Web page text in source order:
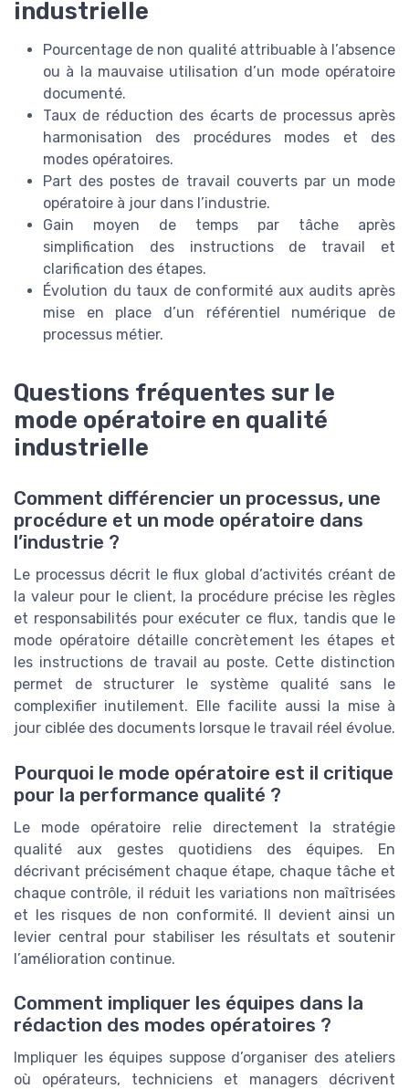
industrielle
Pourcentage de non qualité attribuable à l’absence
ou à la mauvaise utilisation d’un mode opératoire
documenté.
Taux de réduction des écarts de processus après
harmonisation des procédures modes et des
modes opératoires.
Part des postes de travail couverts par un mode
opératoire à jour dans l’industrie.
Gain moyen de temps par tâche après
simplification des instructions de travail et
clarification des étapes.
Évolution du taux de conformité aux audits après
mise en place d’un référentiel numérique de
processus métier.
Questions fréquentes sur le
mode opératoire en qualité
industrielle
Comment différencier un processus, une
procédure et un mode opératoire dans
l’industrie ?
Le processus décrit le flux global d’activités créant de
la valeur pour le client, la procédure précise les règles
et responsabilités pour exécuter ce flux, tandis que le
mode opératoire détaille concrètement les étapes et
les instructions de travail au poste. Cette distinction
permet de structurer le système qualité sans le
complexifier inutilement. Elle facilite aussi la mise à
jour ciblée des documents lorsque le travail réel évolue.
Pourquoi le mode opératoire est il critique
pour la performance qualité ?
Le mode opératoire relie directement la stratégie
qualité aux gestes quotidiens des équipes. En
décrivant précisément chaque étape, chaque tâche et
chaque contrôle, il réduit les variations non maîtrisées
et les risques de non conformité. Il devient ainsi un
levier central pour stabiliser les résultats et soutenir
l’amélioration continue.
Comment impliquer les équipes dans la
rédaction des modes opératoires ?
Impliquer les équipes suppose d’organiser des ateliers
où opérateurs, techniciens et managers décrivent